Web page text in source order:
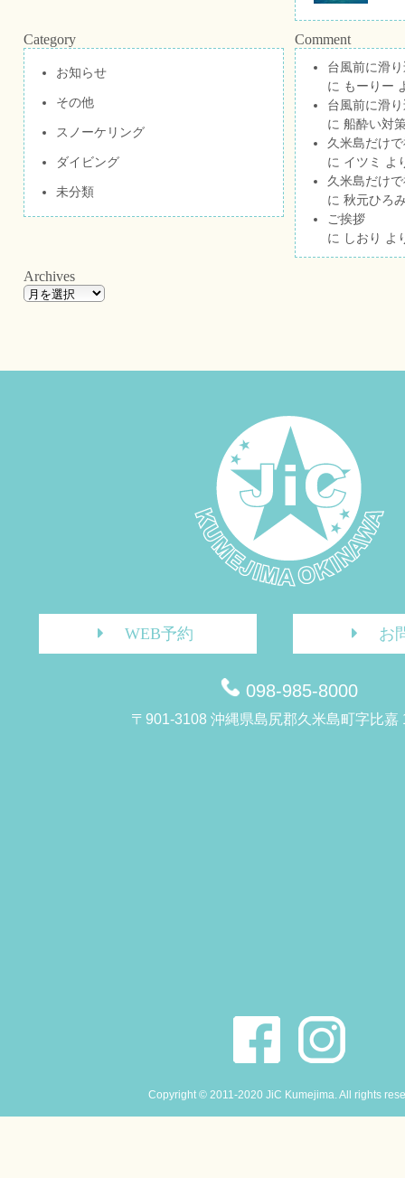
Category
お知らせ
その他
スノーケリング
ダイビング
未分類
Comment
台風前に滑
に もーりー
台風前に滑
に 船酔い対
久米島だけ
に イツミ
よ
久米島だけ
に 秋元ひろ
ご挨拶
に しおり よ
Archives
WEB予約 お
098-985-8000
〒901-3108 沖縄県島尻郡久米島町字比嘉
Copyright © 2011-2020 JiC Kumejima. All rights